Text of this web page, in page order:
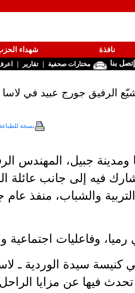
نافذة شهداء
إتصل بنا مختارات صحفية | تقارير |
الرفيق جورج عبيد في لاسا
نسخة
جبيل، المهندس
فيه إلى جانب عائلة
والشباب، منفذ
وفاعليات
سيدة الوردية ـ
فيها عن مزايا